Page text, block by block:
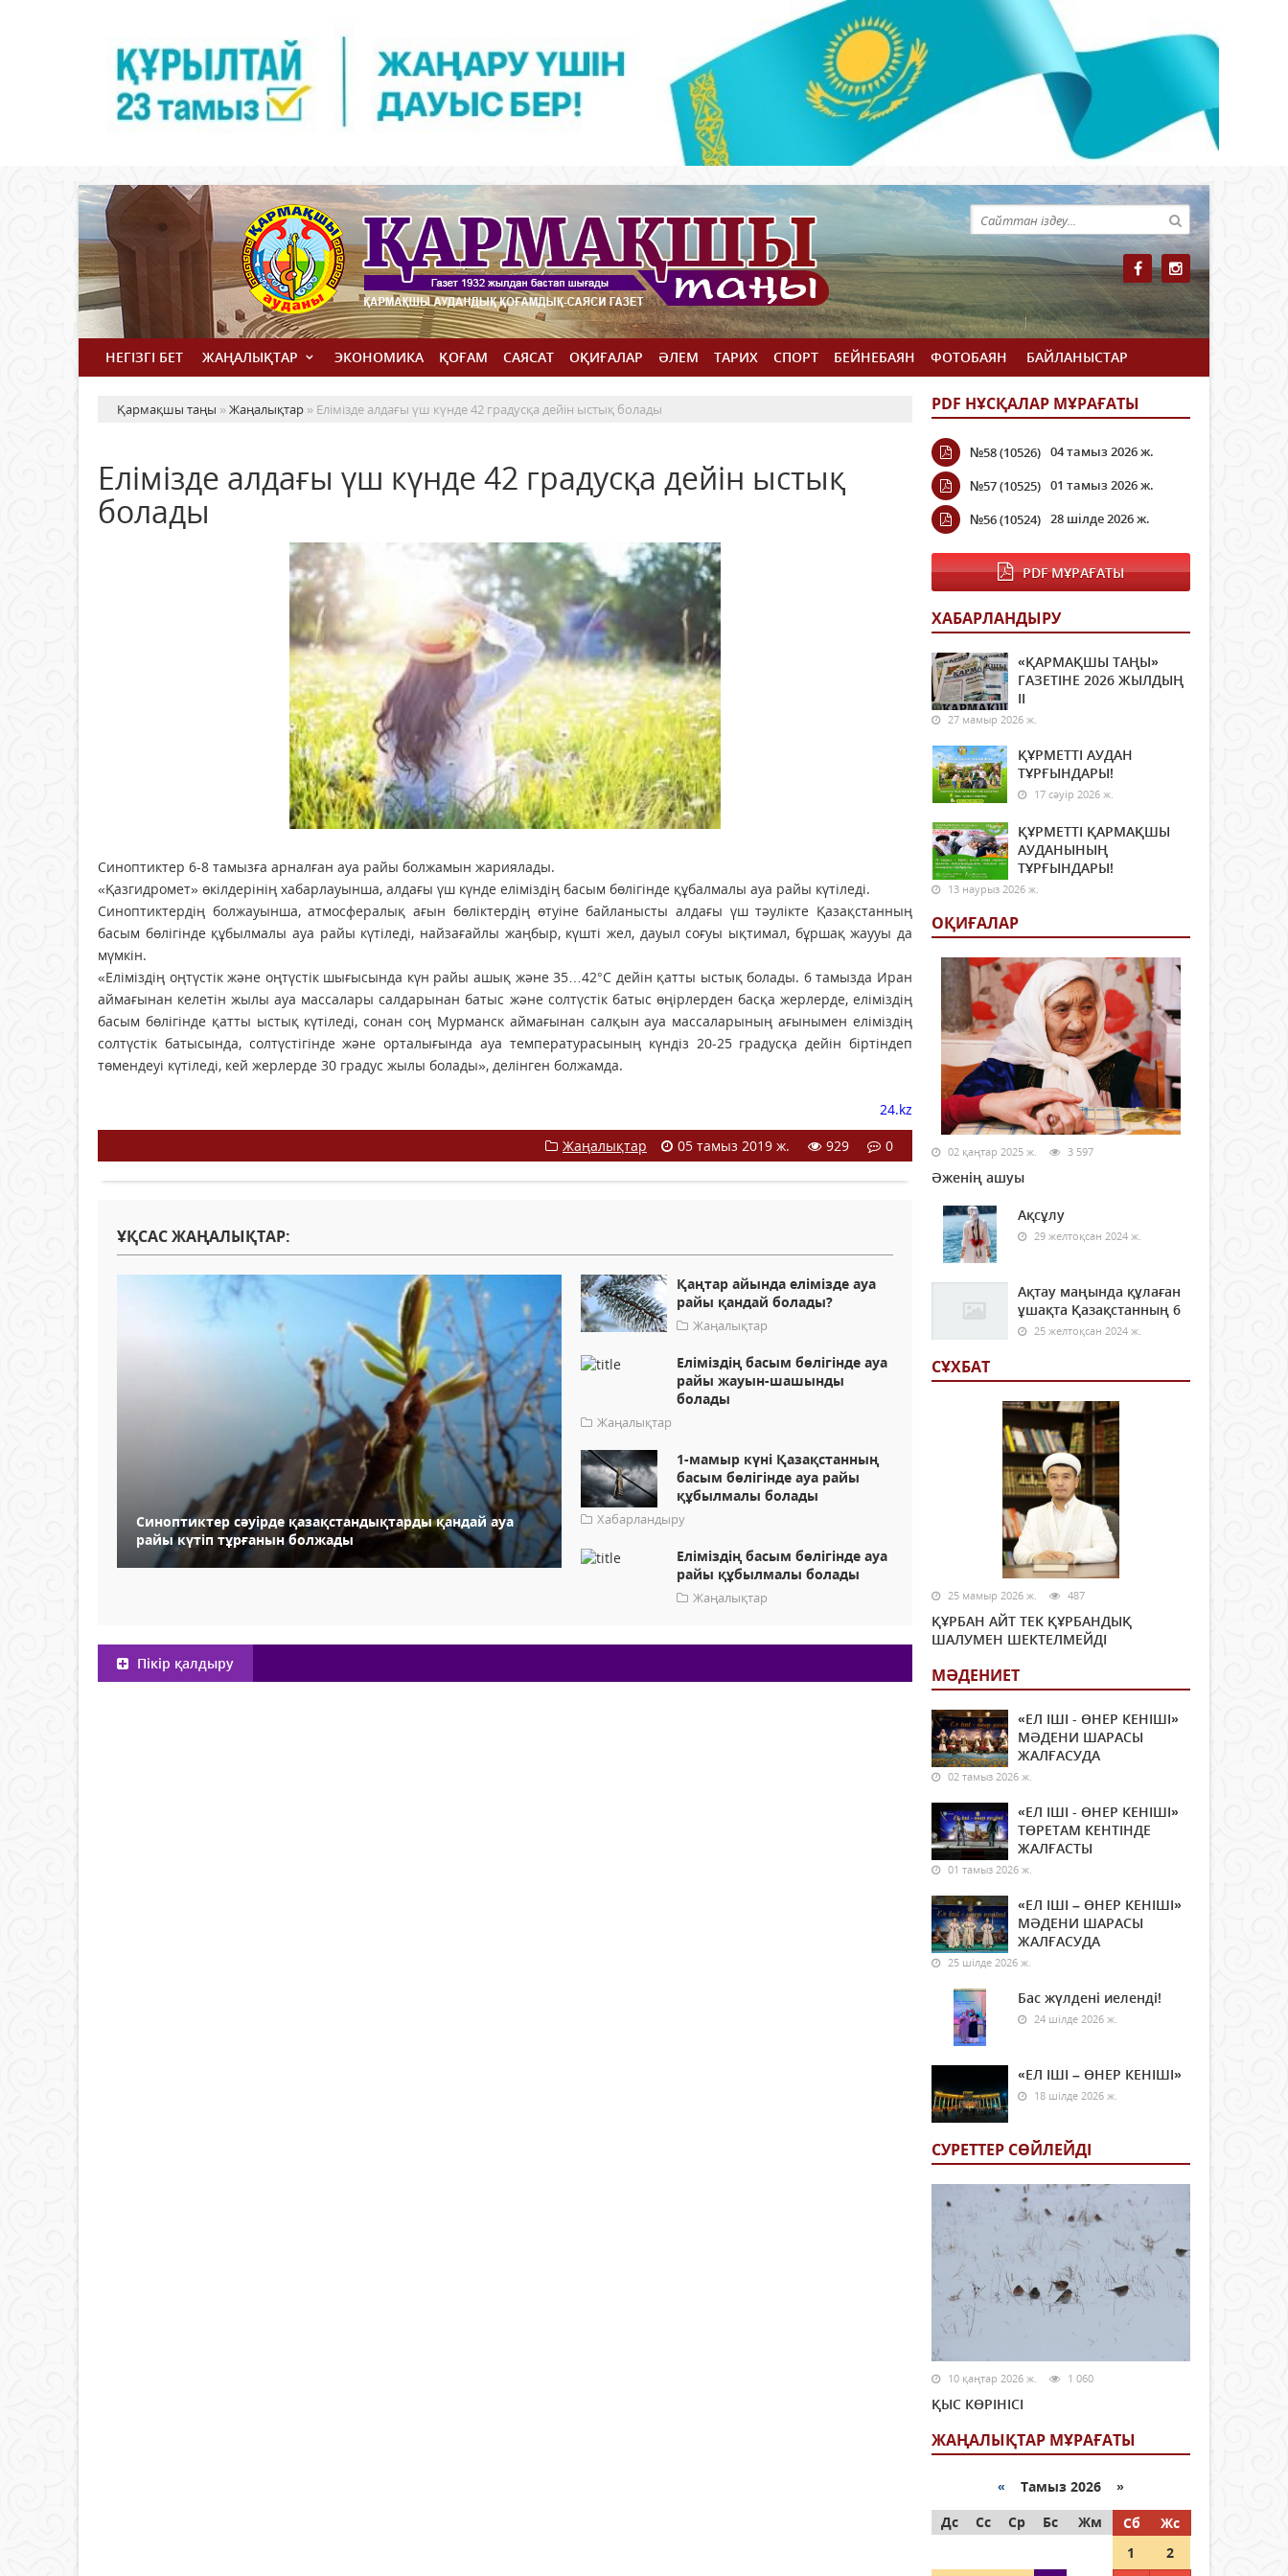
НЕГІЗГІ БЕТ ЖАҢАЛЫҚТАР ЭКОНОМИКА ҚОҒАМ САЯСАТ ОҚИҒАЛАР ӘЛЕМ ТАРИХ СПОРТ БЕЙНЕБАЯН ФОТОБАЯН БАЙЛАНЫСТАР
Қармақшы таңы »Жаңалықтар » Елімізде алдағы үш күнде 42 градусқа дейін ыстық болады
Елімізде алдағы үш күнде 42 градусқа дейін ыстық
болады
Синоптиктер 6-8 тамызға арналған ауа райы болжамын жариялады.
«Қазгидромет» өкілдерінің хабарлауынша, алдағы үш күнде еліміздің басым бөлігінде құбалмалы ауа райы күтіледі.
Синоптиктердің болжауынша, атмосфералық ағын бөліктердің өтуіне байланысты алдағы үш тәулікте Қазақстанның
басым бөлігінде құбылмалы ауа райы күтіледі, найзағайлы жаңбыр, күшті жел, дауыл соғуы ықтимал, бұршақ жаууы да
мүмкін.
«Еліміздің оңтүстік және оңтүстік шығысында күн райы ашық және 35…42°С дейін қатты ыстық болады. 6 тамызда Иран
аймағынан келетін жылы ауа массалары салдарынан батыс және солтүстік батыс өңірлерден басқа жерлерде, еліміздің
басым бөлігінде қатты ыстық күтіледі, сонан соң Мурманск аймағынан салқын ауа массаларының ағынымен еліміздің
солтүстік батысында, солтүстігінде және орталығында ауа температурасының күндіз 20-25 градусқа дейін біртіндеп
төмендеуі күтіледі, кей жерлерде 30 градус жылы болады», делінген болжамда.
24.kz
Жаңалықтар
05 тамыз 2019 ж. 929 0
ҰҚСАС ЖАҢАЛЫҚТАР:
Синоптиктер сәуірде қазақстандықтарды қандай ауа
райы күтіп тұрғанын болжады
Қаңтар айында елімізде ауа
райы қандай болады?
Жаңалықтар
Еліміздің басым бөлігінде ауа
райы жауын-шашынды
болады
Жаңалықтар
1-мамыр күні Қазақстанның
басым бөлігінде ауа райы
құбылмалы болады
Хабарландыру
Еліміздің басым бөлігінде ауа
райы құбылмалы болады
Жаңалықтар
Пікір қалдыру
PDF НҰСҚАЛАР МҰРАҒАТЫ
№58 (10526) 04 тамыз 2026 ж.
№57 (10525) 01 тамыз 2026 ж.
№56 (10524) 28 шілде 2026 ж.
PDF МҰРАҒАТЫ
ХАБАРЛАНДЫРУ
«ҚАРМАҚШЫ ТАҢЫ»
ГАЗЕТІНЕ 2026 ЖЫЛДЫҢ
ІI
27 мамыр 2026 ж.
ҚҰРМЕТТІ АУДАН
ТҰРҒЫНДАРЫ!
17 сәуір 2026 ж.
ҚҰРМЕТТІ ҚАРМАҚШЫ
АУДАНЫНЫҢ
ТҰРҒЫНДАРЫ!
13 наурыз 2026 ж.
ОҚИҒАЛАР
02 қаңтар 2025 ж. 3 597
Әженің ашуы
Ақсұлу
29 желтоқсан 2024 ж.
Ақтау маңында құлаған
ұшақта Қазақстанның 6
25 желтоқсан 2024 ж.
СҰХБАТ
25 мамыр 2026 ж. 487
ҚҰРБАН АЙТ ТЕК ҚҰРБАНДЫҚ
ШАЛУМЕН ШЕКТЕЛМЕЙДІ
МӘДЕНИЕТ
«ЕЛ ІШІ - ӨНЕР КЕНІШІ»
МӘДЕНИ ШАРАСЫ
ЖАЛҒАСУДА
02 тамыз 2026 ж.
«ЕЛ ІШІ - ӨНЕР КЕНІШІ»
ТӨРЕТАМ КЕНТІНДЕ
ЖАЛҒАСТЫ
01 тамыз 2026 ж.
«ЕЛ ІШІ – ӨНЕР КЕНІШІ»
МӘДЕНИ ШАРАСЫ
ЖАЛҒАСУДА
25 шілде 2026 ж.
Бас жүлдені иеленді!
24 шілде 2026 ж.
«ЕЛ ІШІ – ӨНЕР КЕНІШІ»
18 шілде 2026 ж.
СУРЕТТЕР СӨЙЛЕЙДI
10 қаңтар 2026 ж. 1 060
ҚЫС КӨРІНІСІ
ЖАҢАЛЫҚТАР МҰРАҒАТЫ
« Тамыз 2026 »
Дс
Сс Ср Бс Жм Сб
Жс
1
2